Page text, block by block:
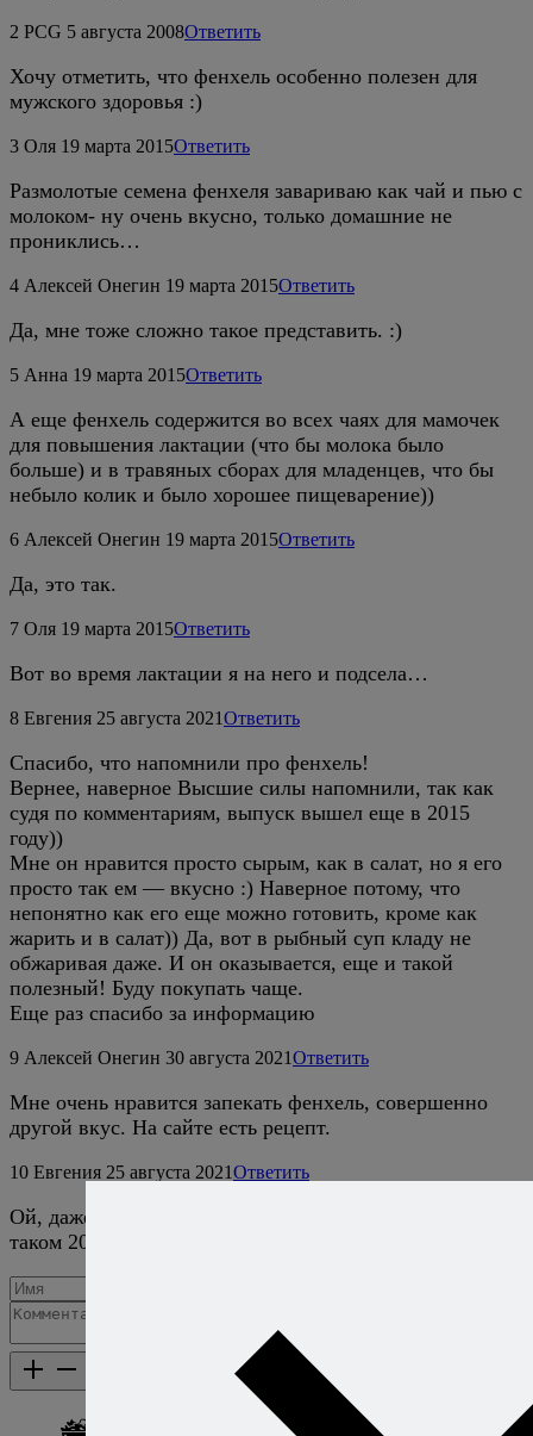
2 PCG 5 августа 2008Ответить
Хочу отметить, что фенхель особенно полезен для
мужского здоровья :)
3 Оля 19 марта 2015Ответить
Размолотые семена фенхеля завариваю как чай и пью с
молоком- ну очень вкусно, только домашние не
прониклись…
4 Алексей Онегин 19 марта 2015Ответить
Да, мне тоже сложно такое представить. :)
5 Анна 19 марта 2015Ответить
А еще фенхель содержится во всех чаях для мамочек
для повышения лактации (что бы молока было
больше) и в травяных сборах для младенцев, что бы
небыло колик и было хорошее пищеварение))
6 Алексей Онегин 19 марта 2015Ответить
Да, это так.
7 Оля 19 марта 2015Ответить
Вот во время лактации я на него и подсела…
8 Евгения 25 августа 2021Ответить
Спасибо, что напомнили про фенхель!
Вернее, наверное Высшие силы напомнили, так как
судя по комментариям, выпуск вышел еще в 2015
году))
Мне он нравится просто сырым, как в салат, но я его
просто так ем — вкусно :) Наверное потому, что
непонятно как его еще можно готовить, кроме как
жарить и в салат)) Да, вот в рыбный суп кладу не
обжаривая даже. И он оказывается, еще и такой
полезный! Буду покупать чаще.
Еще раз спасибо за информацию
9 Алексей Онегин 30 августа 2021Ответить
Мне очень нравится запекать фенхель, совершенно
другой вкус. На сайте есть рецепт.
10 Евгения 25 августа 2021Ответить
Ой, даже еще раньше вышел выпуск, в далеком уже
таком 2008 году:) Я все пропустила!
Добавить комментарий
Каталог рецептов